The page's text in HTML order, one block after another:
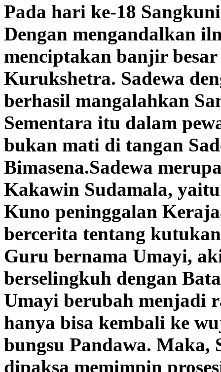
Pada hari ke-18
Dengan mengandalkan
menciptakan banjir
Kurukshetra. Sadewa
berhasil mangalahkan
Sementara itu dalam
bukan mati di tangan
Bimasena.Sadewa
Kakawin Sudamala,
Kuno peninggalan
bercerita tentang
Guru bernama Umayi,
berselingkuh dengan
Umayi berubah menjadi
hanya bisa kembali ke
bungsu Pandawa. Maka,
dipaksa memimpin